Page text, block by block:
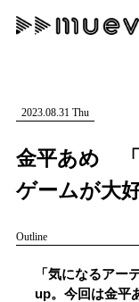
記事を検索する
人気ワード
#男性SSW #ポッ
"読者の声を形
MENU
記事一覧
2023.08.31 Thu
金平あめ 「
ゲームが大
Outline
「気になるア
up。今回は金平